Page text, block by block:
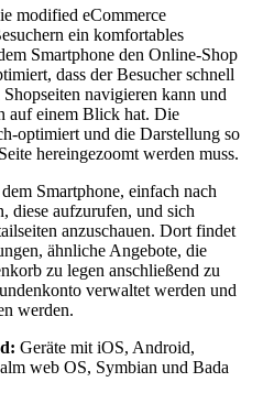
modified eCommerce
ein komfortables
Smartphone den Online-Shop
dass der Besucher schnell
navigieren kann und
auf einem Blick hat. Die
optimiert und die Darstellung so
hereingezoomt werden muss.
Smartphone, einfach nach
diese aufzurufen, und sich
anzuschauen. Dort findet
ähnliche Angebote, die
zu legen anschließend zu
verwaltet werden und
werden.
Geräte mit iOS, Android,
web OS, Symbian und Bada